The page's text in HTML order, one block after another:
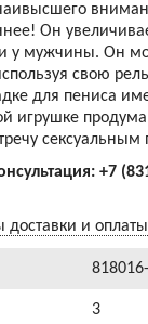
Он
у мужчины. Он
свою
для пениса
игрушке
+7
доставки и оплаты
3